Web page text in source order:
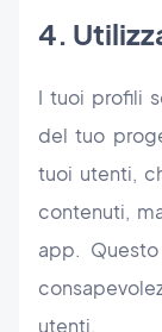
4.
I tuoi profili
del tuo
tuoi utenti,
contenuti,
app.
utenti.